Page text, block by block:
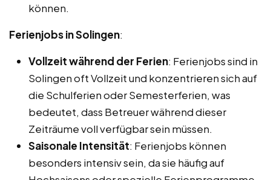
können.
Ferienjobs in Solingen:
Vollzeit während der Ferien: Ferienjobs sind in
Solingen oft Vollzeit und konzentrieren sich auf
die Schulferien oder Semesterferien, was
bedeutet, dass Betreuer während dieser
Zeiträume voll verfügbar sein müssen.
Saisonale Intensität: Ferienjobs können
besonders intensiv sein, da sie häufig auf